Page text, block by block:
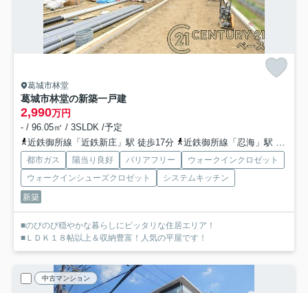
葛城市林堂
葛城市林堂の新築一戸建
2,990万円
- / 96.05㎡ / 3SLDK /予定
近鉄御所線「近鉄新庄」駅 徒歩17分
近鉄御所線「忍海」駅 徒歩22分
都市ガス 陽当り良好 バリアフリー
ウォークインクロゼット
ウォークインシューズクロゼット
システムキッチン
新築
■のびのび穏やかな暮らしにピッタリな住居エリア！
■ＬＤＫ１８帖以上＆収納豊富！人気の平屋です！
中古マンション